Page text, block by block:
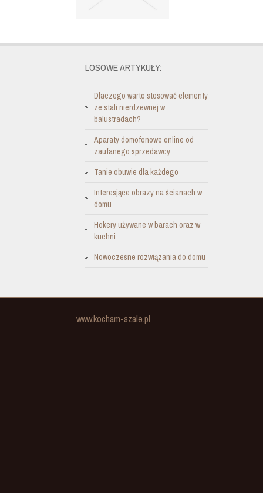
LOSOWE ARTYKUŁY:
Dlaczego warto stosować elementy
ze stali nierdzewnej w
balustradach?
Aparaty domofonowe online od
zaufanego sprzedawcy
Tanie obuwie dla każdego
Interesjące obrazy na ścianach w
domu
Hokery używane w barach oraz w
kuchni
Nowoczesne rozwiązania do domu
www.kocham-szale.pl